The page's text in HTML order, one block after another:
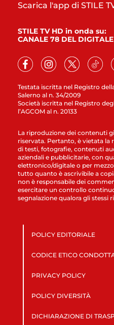
Testata iscritta nel Registro
Salerno al n. 34/2009
Società iscritta nel Registro
l’AGCOM al n. 20133
Scarica l'app di STILE
STILE TV HD in onda su:
CANALE 78 DEL DIGITALE
La riproduzione dei contenuti
riservata. Pertanto, è vietata la
di testi, fotografie, contenuti
aziendali e pubblicitarie, con
elettronico/digitale o per
tutto quanto è ascrivibile a
non è responsabile dei
esercitare un controllo
segnalazione qualora gli stessi
POLICY EDITORIALE
CODICE ETICO
PRIVACY POLICY
POLICY DIVERSITÀ
DICHIARAZIONE DI